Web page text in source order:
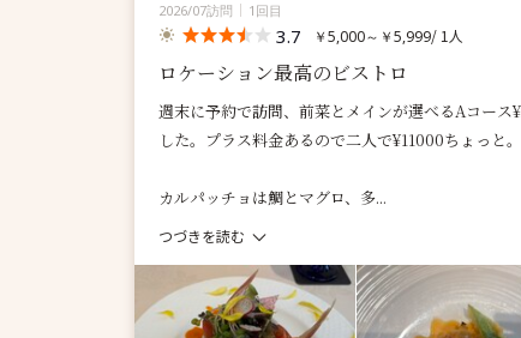
2026/07訪問 1回目
3.7 ￥5,000～￥5,999/ 1人
ロケーション最高のビストロ
週末に予約で訪問、前菜とメインが選べるAコー
した。プラス料金あるので二人で¥11000ちょっと。
カルパッチョは鯛とマグロ、多...
つづきを読む